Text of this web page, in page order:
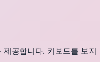
공합니다. 키보드를 보